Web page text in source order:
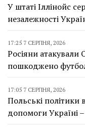
У штаті Іллінойс
незалежності
17:25 7 СЕРПНЯ, 2026
Росіяни атакували
пошкоджено
17:05 7 СЕРПНЯ, 2026
Польські політики
допомоги Україні